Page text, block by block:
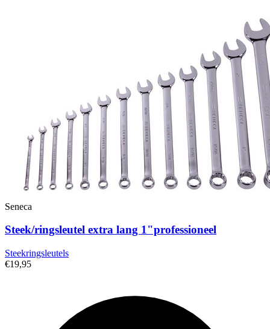
Seneca
Steek/ringsleutel extra lang 1"professioneel
Steekringsleutels
€19,95